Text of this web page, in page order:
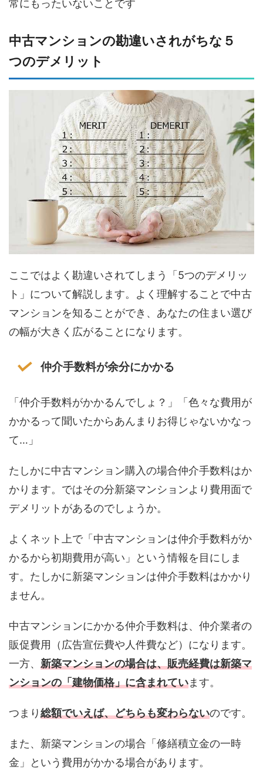
常にもったいないことです
中古マンションの勘違いされがちな５
つのデメリット
ここではよく勘違いされてしまう「5つのデメリッ
ト」について解説します。よく理解することで中古
マンションを知ることができ、あなたの住まい選び
の幅が大きく広がることになります。
仲介手数料が余分にかかる
「仲介手数料がかかるんでしょ？」「色々な費用が
かかるって聞いたからあんまりお得じゃないかなっ
て…」
たしかに中古マンション購入の場合仲介手数料はか
かります。ではその分新築マンションより費用面で
デメリットがあるのでしょうか。
よくネット上で「中古マンションは仲介手数料がか
かるから初期費用が高い」という情報を目にしま
す。たしかに新築マンションは仲介手数料はかかり
ません。
中古マンションにかかる仲介手数料は、仲介業者の
販促費用（広告宣伝費や人件費など）になります。
一方、 新築マンションの場合は、販売経費は新築マ
ンションの「建物価格」に含まれています。
つまり総額でいえば、どちらも変わらないのです。
また、新築マンションの場合「修繕積立金の一時
金」という費用がかかる場合があります。